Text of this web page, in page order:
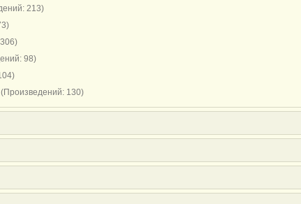
213)
98)
(Произведений: 130)